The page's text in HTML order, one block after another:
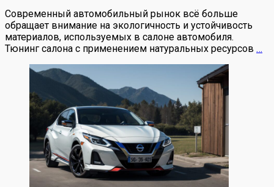
Современный автомобильный рынок всё больше
обращает внимание на экологичность и устойчивость
материалов, используемых в салоне автомобиля.
Тюнинг салона с применением натуральных ресурсов …